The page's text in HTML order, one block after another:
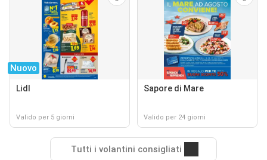
Nuovo
Lidl
Valido per 5 giorni
Sapore di Mare
Valido per 24 giorni
Tutti i volantini consigliati